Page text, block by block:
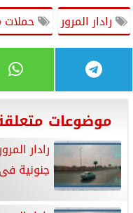
رادار المرور حملات
موضوعات
جنونية فى 24 ساعة